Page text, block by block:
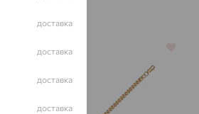
доставка
доставка
доставка
доставка